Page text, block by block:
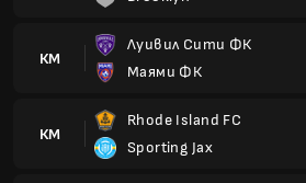
КМ
Луивил Сити ФК
Маями ФК
КМ
Rhode Island FC
Sporting Jax